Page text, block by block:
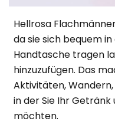
Hellrosa
da sie sich bequem
Handtasche tragen
hinzuzufügen. Das
Aktivitäten,
in der Sie Ihr
möchten.